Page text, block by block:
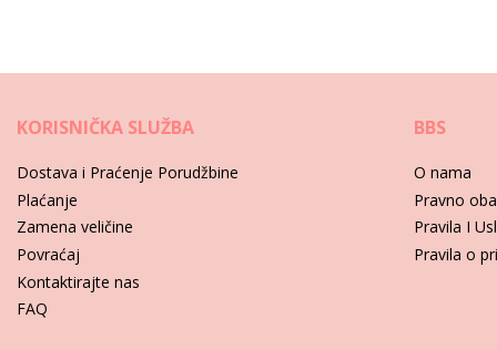
Retuširane fotografije
Uputstva za negu za: Vahine Vahine Monoi Tiare 1
KORISNIČKA SLUŽBA
Dostava i Praćenje Porudžbine
Plaćanje
Zamena veličine
Povraćaj
Kontaktirajte nas
FAQ
BBS
O nama
Pravno
Pravila I
Pravila o